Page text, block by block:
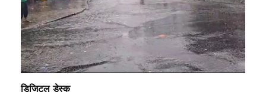
डिजिटल डेस्क